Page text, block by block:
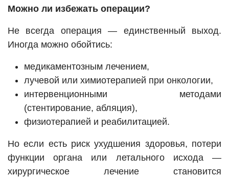
Можно ли избежать операции?
Не всегда операция — единственный выход.
Иногда можно обойтись:
медикаментозным лечением,
лучевой или химиотерапией при онкологии,
интервенционными методами
(стентирование, абляция),
физиотерапией и реабилитацией.
Но если есть риск ухудшения здоровья, потери
функции органа или летального исхода —
хирургическое лечение становится